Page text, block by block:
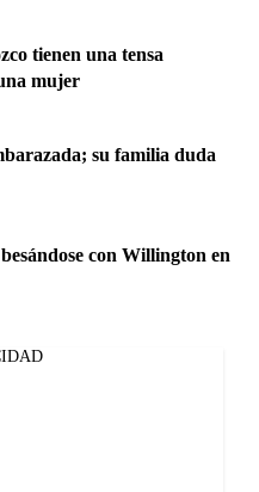
tienen una tensa
mujer
su familia duda
con Willington en